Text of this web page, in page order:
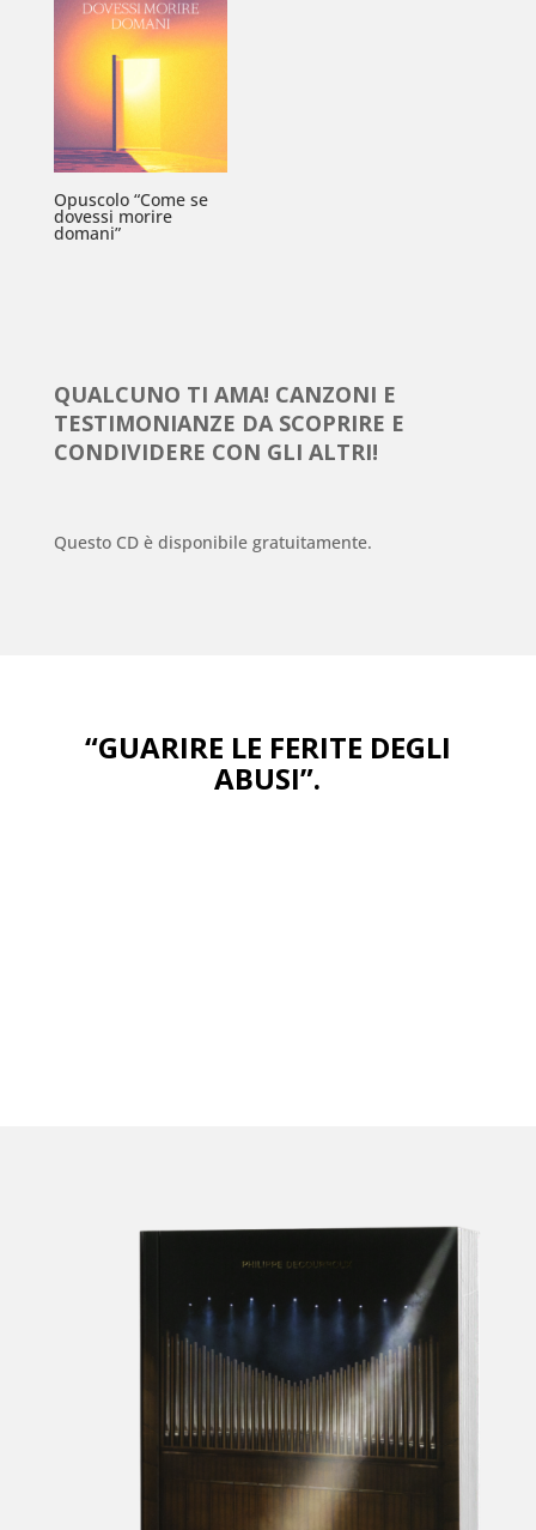
Opuscolo “Come se
dovessi morire
domani”
QUALCUNO TI AMA! CANZONI E
TESTIMONIANZE DA SCOPRIRE E
CONDIVIDERE CON GLI ALTRI!
Questo CD è disponibile gratuitamente.
“GUARIRE LE FERITE DEGLI
ABUSI”.